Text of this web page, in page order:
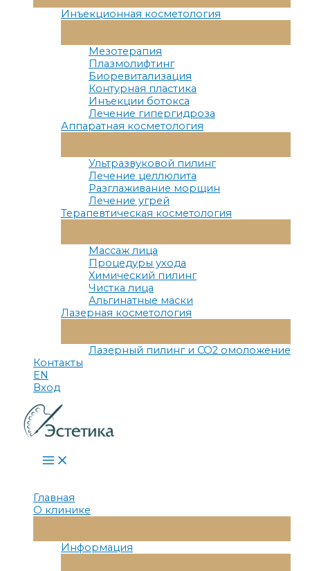
Меню
Инъекционная косметология
Меню
Мезотерапия
Плазмолифтинг
Биоревитализация
Контурная пластика
Инъекции ботокса
Лечение гипергидроза
Аппаратная косметология
Меню
Ультразвуковой пилинг
Лечение целлюлита
Разглаживание морщин
Лечение угрей
Терапевтическая косметология
Меню
Массаж лица
Процедуры ухода
Химический пилинг
Чистка лица
Альгинатные маски
Лазерная косметология
Меню
Лазерный пилинг и СО2 омоложение
Контакты
EN
Вход
Main
Menu
Главная
О клинике
Меню
Информация